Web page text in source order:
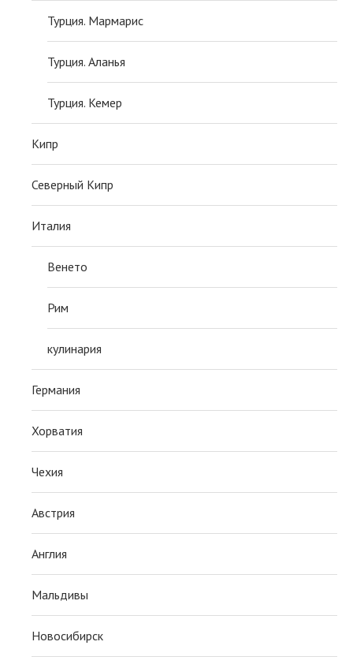
Турция. Мармарис
Турция. Аланья
Турция. Кемер
Кипр
Северный Кипр
Италия
Венето
Рим
кулинария
Германия
Хорватия
Чехия
Австрия
Англия
Мальдивы
Новосибирск